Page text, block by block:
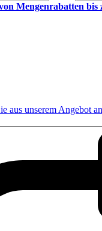
Mengenrabatten bis
aus unserem Angebot